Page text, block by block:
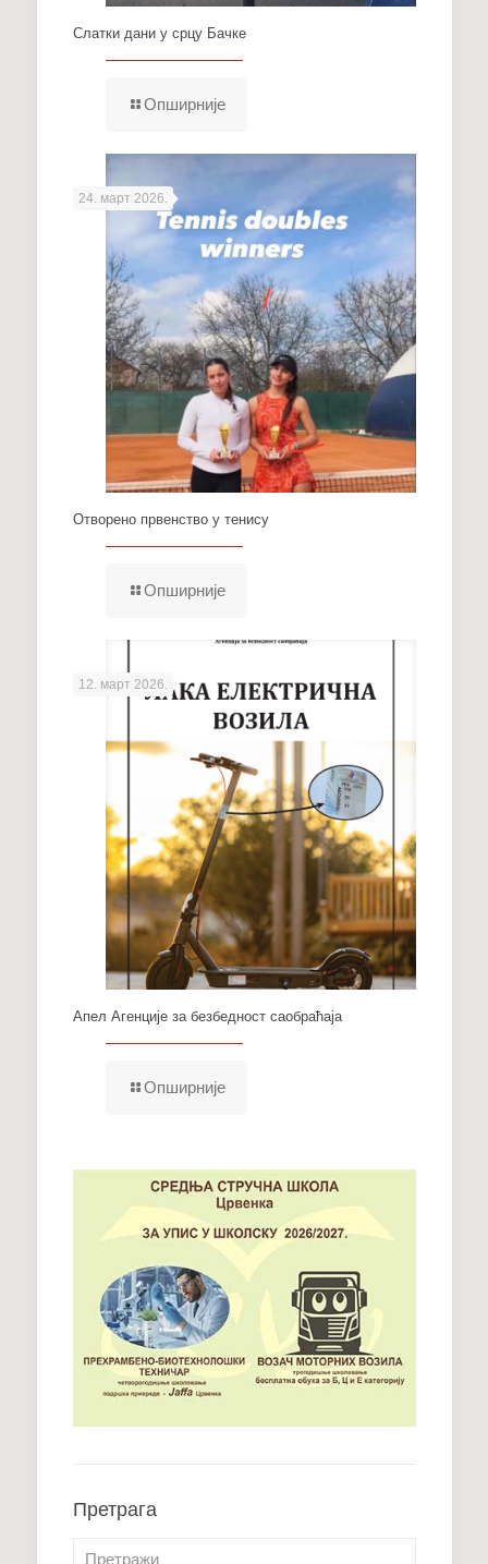
Слатки дани у срцу Бачке
Опширније
24. март 2026.
Отворено првенство у тенису
Опширније
12. март 2026.
Апел Агенције за безбедност саобраћаја
Опширније
Претрага